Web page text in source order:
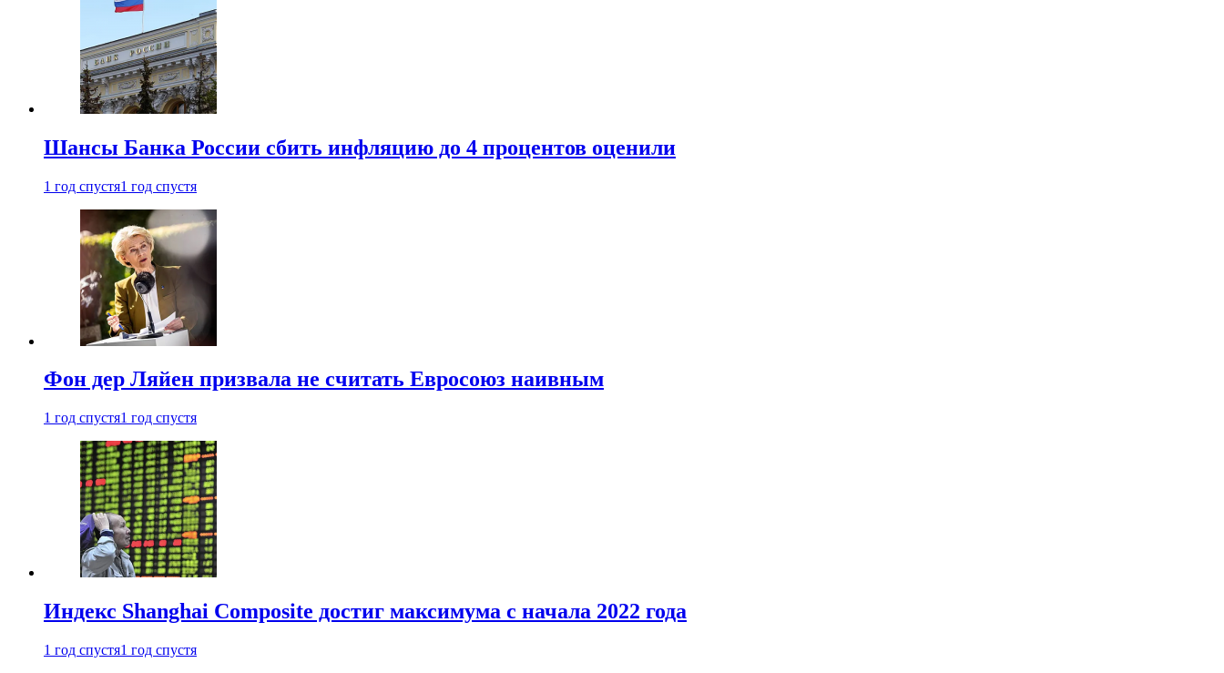
Шансы Банка России сбить инфляцию до 4 процентов оценили
1 год спустя1 год спустя
Фон дер Ляйен призвала не считать Евросоюз наивным
1 год спустя1 год спустя
Индекс Shanghai Composite достиг максимума с начала 2022 года
1 год спустя1 год спустя